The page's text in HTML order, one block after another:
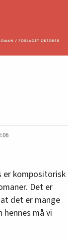
er kompositorisk
Det er
det er mange
må vi